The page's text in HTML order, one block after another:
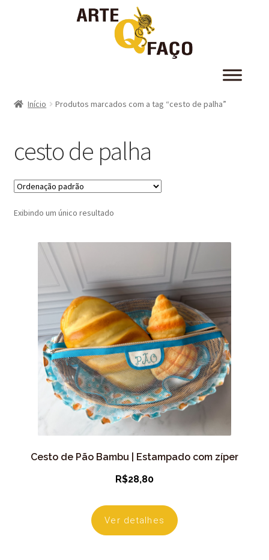
Início Produtos marcados com a tag “cesto de palha”
cesto de palha
Exibindo um único resultado
Cesto de Pão Bambu | Estampado com zíper
R$28,80
Ver detalhes